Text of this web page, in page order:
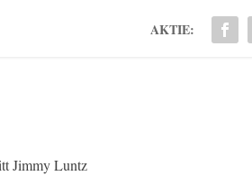
AKTIE:
Jimmy Luntz